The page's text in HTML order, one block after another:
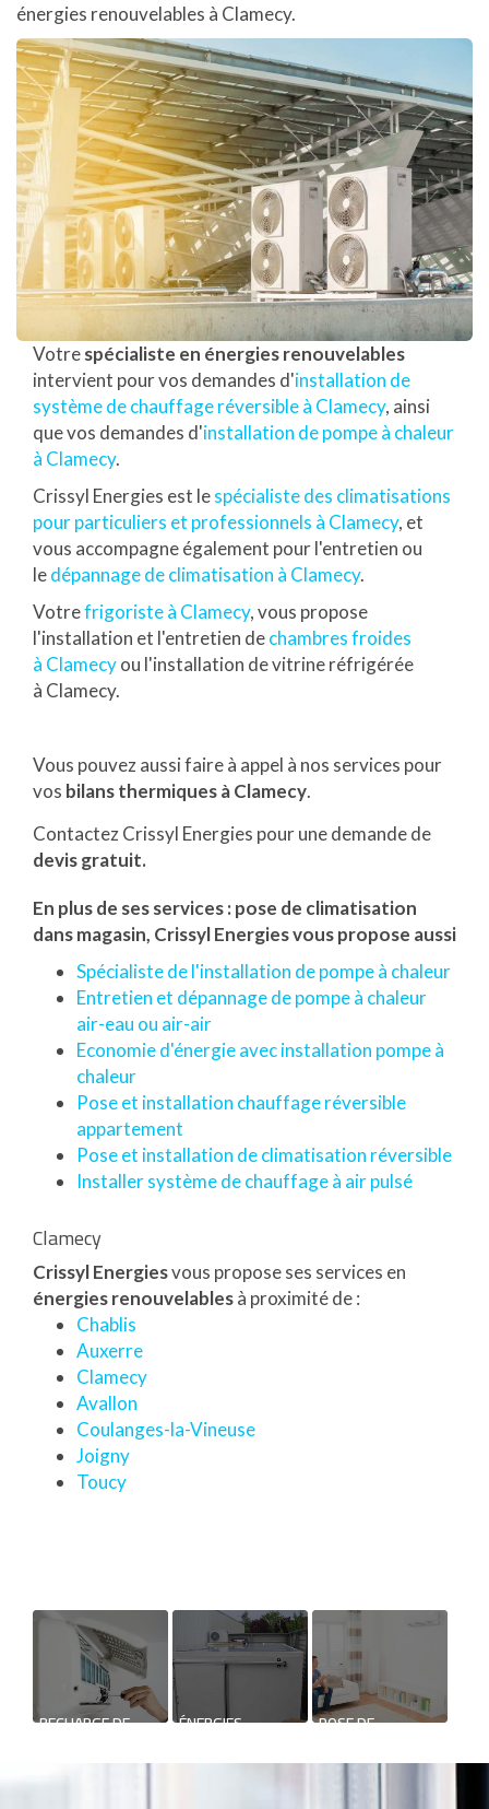
énergies renouvelables à Clamecy.
Votrespécialiste en énergies renouvelables
intervient pour vos demandes d'installation de
système de chauffage réversible à Clamecy, ainsi
que vos demandes d'installation de pompe à chaleur
à Clamecy.
Crissyl Energies est lespécialiste des climatisations
pour particuliers et professionnels à Clamecy, et
vous accompagne également pour l'entretien ou
ledépannage de climatisation à Clamecy.
Votrefrigoriste à Clamecy, vous propose
l'installation et l'entretien dechambres froides
à Clamecyou l'installation de vitrine réfrigérée
à Clamecy.
Vous pouvez aussi faire à appel à nos services pour
vos bilans thermiques à Clamecy.
Contactez Crissyl Energies pour une demande de
devis gratuit.
En plus de ses services : pose de climatisation
dans magasin, Crissyl Energies vous propose aussi
Spécialiste de l'installation de pompe à chaleur
Entretien et dépannage de pompe à chaleur
air-eau ou air-air
Economie d'énergie avec installation pompe à
chaleur
Pose et installation chauffage réversible
appartement
Pose et installation de climatisation réversible
Installer système de chauffage à air pulsé
Clamecy
Crissyl Energiesvous propose ses services en
énergies renouvelablesà proximité de :
Chablis
Auxerre
Clamecy
Avallon
Coulanges-la-Vineuse
Joigny
Toucy
RECHARGE DE ÉNERGIES POSE DE
RÉVERSIBLE